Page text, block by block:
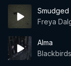
Smudged
Freya
Alma
Blackbirds